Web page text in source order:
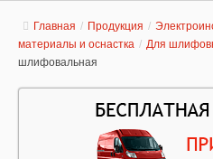
Главная / Продукция /
материалы и оснастка / Для
шлифовальная